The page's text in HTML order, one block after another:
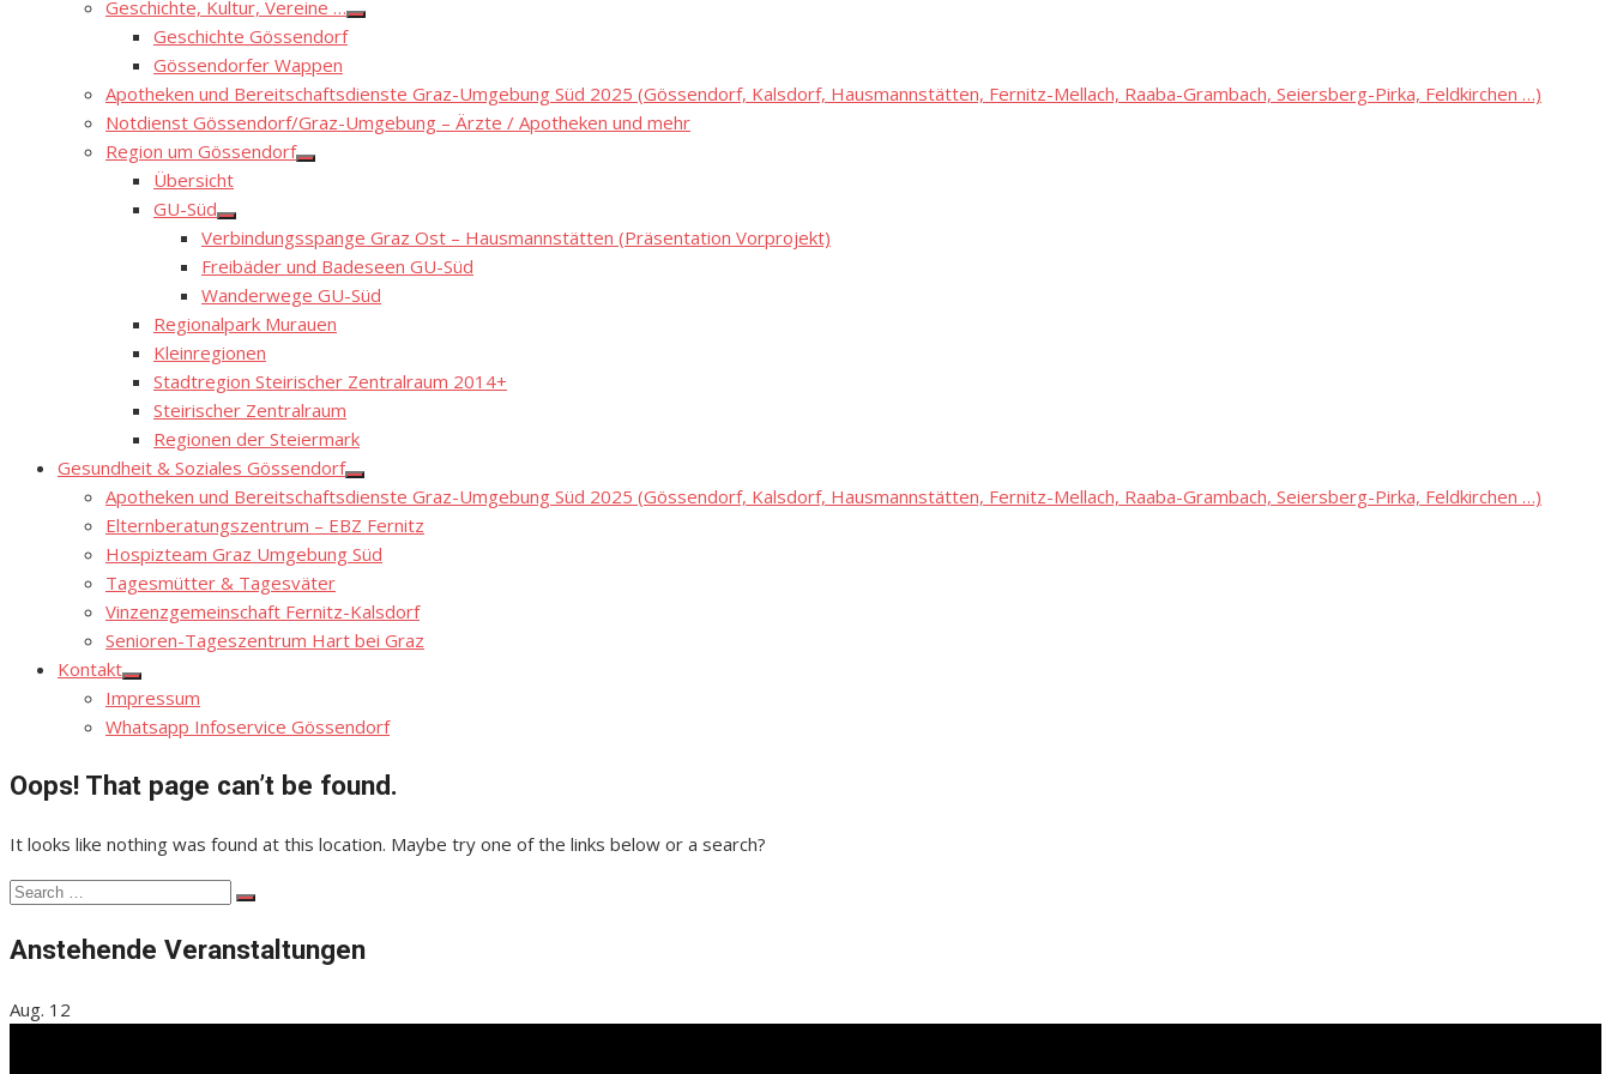
Geschichte, Kultur, Vereine …
Show
Geschichte Gössendorf
Gössendorfer Wappen
Apotheken und Bereitschaftsdienste Graz-Umgebung Süd 2025 (Gössendorf, Kalsdorf, Hausmannstätten, Fernitz-Mellach, Raaba-Grambach, Seiersberg-Pirka, Feldkirchen …)
Notdienst Gössendorf/Graz-Umgebung – Ärzte / Apotheken und mehr
Region um Gössendorf
Show
Übersicht
GU-Süd
Show
sub
menu
Verbindungsspange Graz Ost – Hausmannstätten (Präsentation Vorprojekt)
Freibäder und Badeseen GU-Süd
Wanderwege GU-Süd
Regionalpark Murauen
Kleinregionen
Stadtregion Steirischer Zentralraum 2014+
Steirischer Zentralraum
Regionen der Steiermark
Gesundheit & Soziales Gössendorf
Show
sub
menu
Apotheken und Bereitschaftsdienste Graz-Umgebung Süd 2025 (Gössendorf, Kalsdorf, Hausmannstätten, Fernitz-Mellach, Raaba-Grambach, Seiersberg-Pirka, Feldkirchen …)
Elternberatungszentrum – EBZ Fernitz
Hospizteam Graz Umgebung Süd
Tagesmütter & Tagesväter
Vinzenzgemeinschaft Fernitz-Kalsdorf
Senioren-Tageszentrum Hart bei Graz
Kontakt
Show
sub
menu
Impressum
Whatsapp Infoservice Gössendorf
Oops! That page can’t be found.
It looks like nothing was found at this location. Maybe try one of the links below or a search?
Search
Search
Anstehende Veranstaltungen
Aug. 12